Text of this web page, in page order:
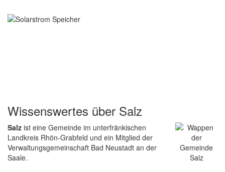
Wissenswertes über Salz
Salz ist eine Gemeinde im unterfränkischen
Landkreis Rhön-Grabfeld und ein Mitglied der
Verwaltungsgemeinschaft Bad Neustadt an der
Saale.